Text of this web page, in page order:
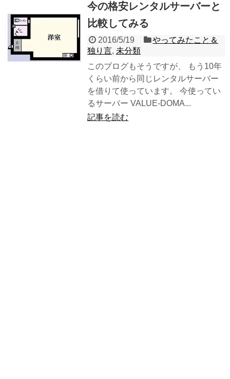
今の格安レンタルサーバーと
比較してみる
2016/5/19
やってみたこと＆
独り言, 未分類
このブログもそうですが、 もう10年
くらい前から同じレンタルサーバー
を借りて使っています。 今使ってい
るサーバー VALUE-DOMA...
記事を読む